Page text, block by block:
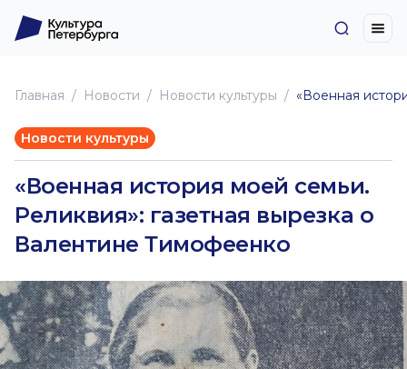
Главная Новоcти Новости культуры «Военная
Новости культуры
«Военная история моей семьи.
Реликвия»: газетная вырезка о
Валентине Тимофеенко